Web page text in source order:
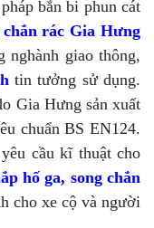
bắn bi phun cát
chắn rác Gia Hưng
giao thông,
tin tưởng sử dụng.
Gia Hưng sản xuất
chuẩn BS EN124.
cầu kĩ thuật cho
hố ga, song chắn
cho xe cộ và người